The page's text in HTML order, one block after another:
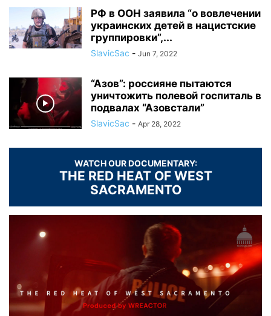
РФ в ООН заявила “о вовлечении
украинских детей в нацистские
группировки”,...
SlavicSac - Jun 7, 2022
“Азов”: россияне пытаются
уничтожить полевой госпиталь в
подвалах “Азовстали”
SlavicSac - Apr 28, 2022
WATCH OUR DOCUMENTARY:
THE RED HEAT OF WEST
SACRAMENTO